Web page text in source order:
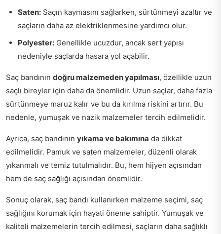
Saten: Saçın kaymasını sağlarken, sürtünmeyi azaltır ve
saçların daha az elektriklenmesine yardımcı olur.
Polyester: Genellikle ucuzdur, ancak sert yapısı
nedeniyle saçlarda hasara yol açabilir.
Saç bandının doğru malzemeden yapılması, özellikle uzun
saçlı bireyler için daha da önemlidir. Uzun saçlar, daha fazla
sürtünmeye maruz kalır ve bu da kırılma riskini artırır. Bu
nedenle, yumuşak ve nazik malzemeler tercih edilmelidir.
Ayrıca, saç bandının yıkama ve bakımına da dikkat
edilmelidir. Pamuk ve saten malzemeler, düzenli olarak
yıkanmalı ve temiz tutulmalıdır. Bu, hem hijyen açısından
hem de saç sağlığı açısından önemlidir.
Sonuç olarak, saç bandı kullanırken malzeme seçimi, saç
sağlığını korumak için hayati öneme sahiptir. Yumuşak ve
kaliteli malzemelerin tercih edilmesi, saçların daha sağlıklı